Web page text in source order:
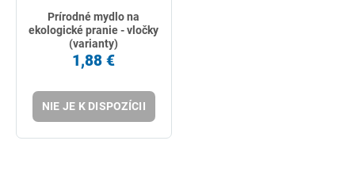
Prírodné mydlo na
ekologické pranie - vločky
(varianty)
1,88 €
NIE JE K DISPOZÍCII